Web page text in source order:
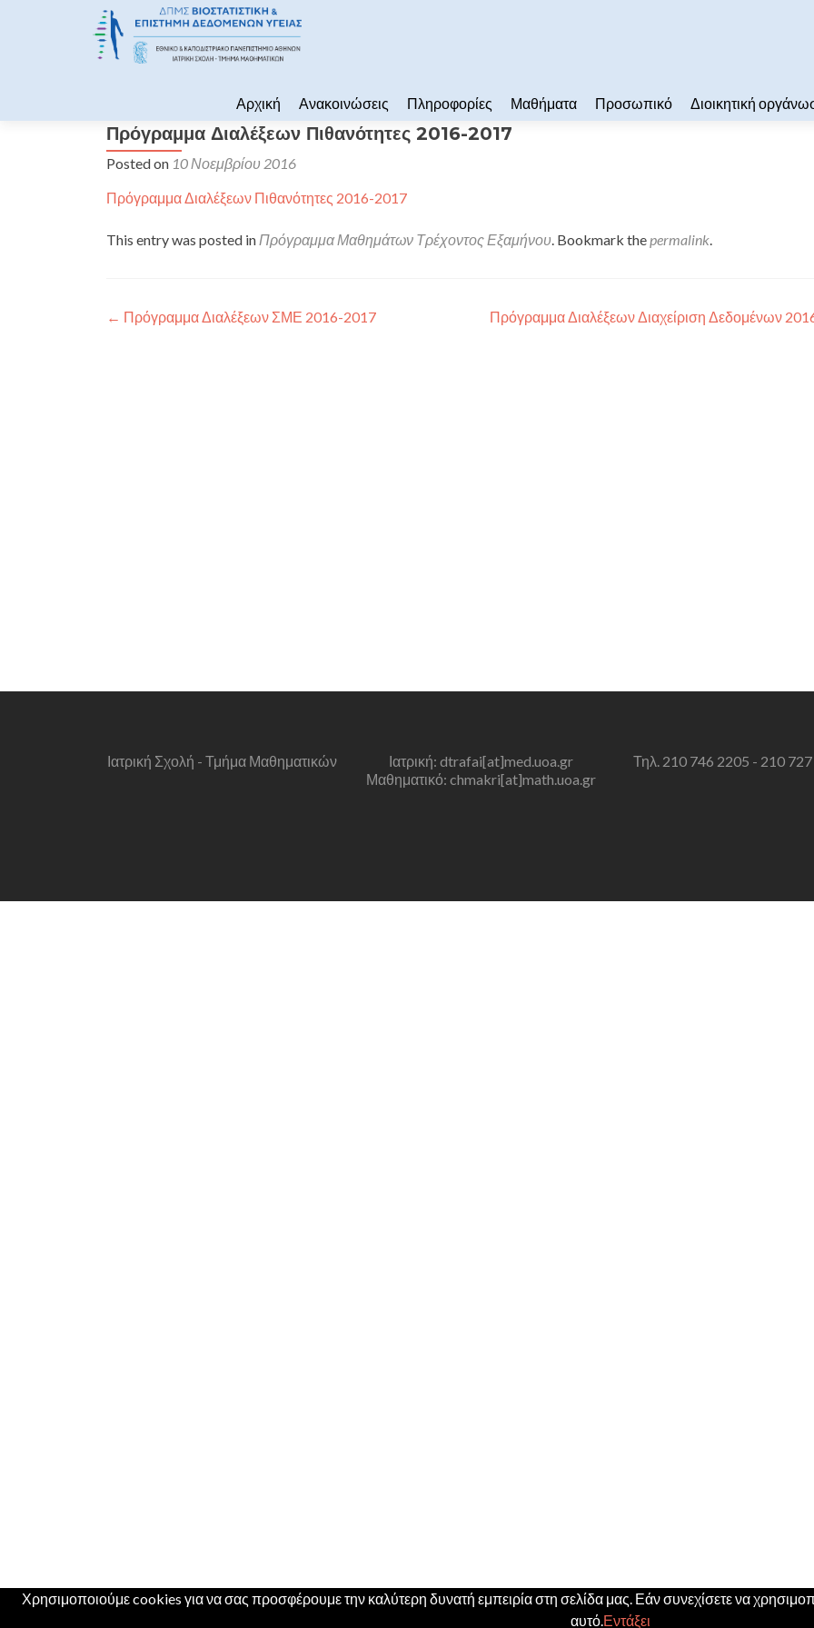
Αρχική
Ανακοινώσεις Πληροφορίες Μαθήματα Προσωπικό Διοικητική
Πρόγραμμα Διαλέξεων Πιθανότητες 2016-2017
Posted on 10 Νοεμβρίου 2016
Πρόγραμμα Διαλέξεων Πιθανότητες 2016-2017
This entry was posted inΠρόγραμμα Μαθημάτων Τρέχοντος Εξαμήνου. Bookmark thepermalink.
Πλοήγηση άρθρων
← Πρόγραμμα Διαλέξεων ΣΜΕ 2016-2017
Πρόγραμμα Διαλέξεων Διαχείριση Δεδομένων
Ιατρική Σχολή - Τμήμα Μαθηματικών
Ιατρική: dtrafai[at]med.uoa.gr
Μαθηματικό: chmakri[at]math.uoa.gr
Τηλ. 210 746 2205 - 210
Χρησιμοποιούμε cookies για να σας προσφέρουμε την καλύτερη δυνατή εμπειρία στη σελίδα μας. Εάν συνεχίσετε να
αυτό.Εντάξει